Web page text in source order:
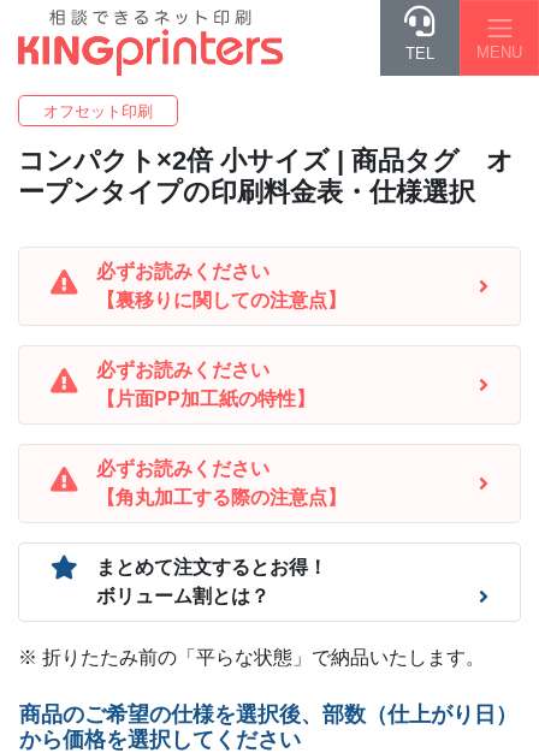
TEL MENU
オフセット印刷
コンパクト×2倍 小サイズ | 商品タグ オ
ープンタイプの印刷料金表・仕様選択
必ずお読みください
【裏移りに関しての注意点】
必ずお読みください
【片面PP加工紙の特性】
必ずお読みください
【角丸加工する際の注意点】
まとめて注文するとお得！
ボリューム割とは？
※ 折りたたみ前の「平らな状態」で納品いたします。
商品のご希望の仕様を選択後、部数（仕上がり日）
から価格を選択してください